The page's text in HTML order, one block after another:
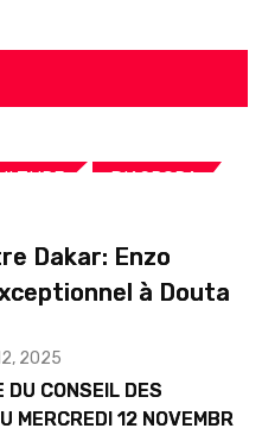
DIASPORA
Dakar: Enzo
à Douta
2025
DU CONSEIL DES
MERCREDI 12 NOVEMBRE